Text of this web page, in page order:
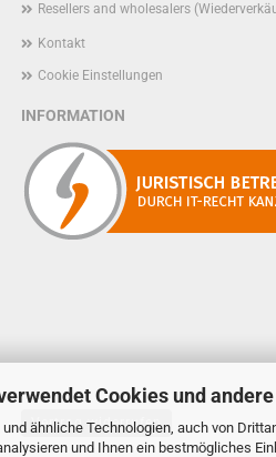
Cookies und
ähnliche Technologien, auch von
und Ihnen ein bestmögliches
Resellers and wholesalers
Kontakt
Cookie Einstellungen
INFORMATION
Vertrag widerrufen